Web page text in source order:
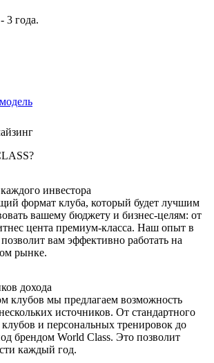
3 года.
инвестора
формат клуба, который будет лучшим
вашему бюджету и бизнес-целям: от
цента премиум-класса. Наш опыт в
вам эффективно работать на
рынке.
дохода
клубов мы предлагаем возможность
источников. От стандартного
клубов и персональных тренировок до
брендом World Class. Это позволит
каждый год.